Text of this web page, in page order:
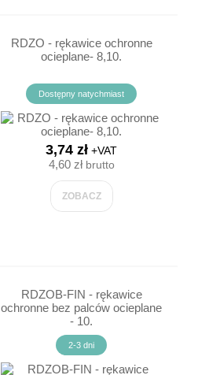
POZOSTAŁE ART.BHP
ALKOMATY
NAKOLANNIKI/NAPLUŚNIKI
TORBY NARZĘDZIOWE/PASY
INNE
MEGAFONY
RDZO - rękawice ochronne
ocieplane- 8,10.
Dostępny natychmiast
3,74 zł +VAT
4,60 złbrutto
ZOBACZ
RDZOB-FIN - rękawice
ochronne bez palców ocieplane
- 10.
2-3 dni